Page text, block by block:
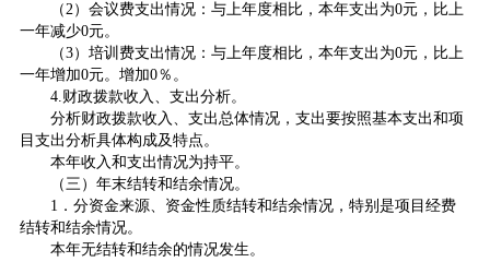
（2）会议费支出情况：与上年度相比，本年支出为0元，比上
一年减少0元。
（3）培训费支出情况：与上年度相比，本年支出为0元，比上
一年增加0元。增加0％。
4.财政拨款收入、支出分析。
分析财政拨款收入、支出总体情况，支出要按照基本支出和项
目支出分析具体构成及特点。
本年收入和支出情况为持平。
（三）年末结转和结余情况。
1．分资金来源、资金性质结转和结余情况，特别是项目经费
结转和结余情况。
本年无结转和结余的情况发生。